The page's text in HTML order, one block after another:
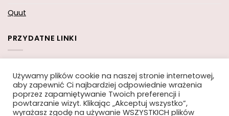
Quut
PRZYDATNE LINKI
Moje konto
Zamówienie
Używamy plików cookie na naszej stronie internetowej,
aby zapewnić Ci najbardziej odpowiednie wrażenia
poprzez zapamiętywanie Twoich preferencji i
powtarzanie wizyt. Klikając „Akceptuj wszystko”,
wyrażasz zgodę na używanie WSZYSTKICH plików